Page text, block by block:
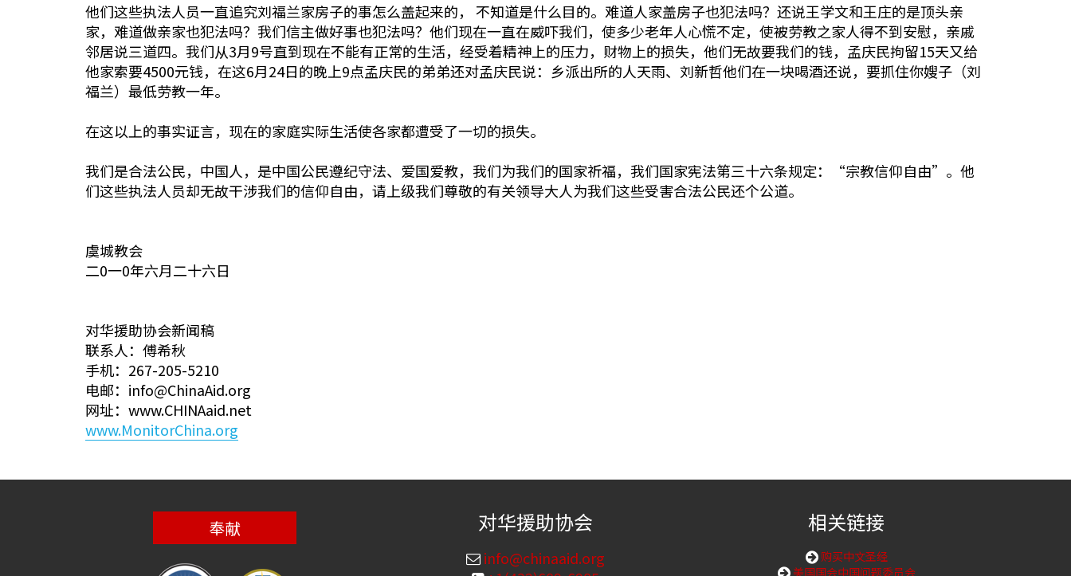
他们这些执法人员一直追究刘福兰家房子的事怎么盖起来的， 不知道是什么目的。难道人家盖房子也犯法吗？还说王学文和王庄的是顶头亲
家，难道做亲家也犯法吗？我们信主做好事也犯法吗？他们现在一直在威吓我们，使多少老年人心慌不定，使被劳教之家人得不到安慰，亲戚
邻居说三道四。我们从3月9号直到现在不能有正常的生活，经受着精神上的压力，财物上的损失，他们无故要我们的钱，孟庆民拘留15天又给
他家索要4500元钱，在这6月24日的晚上9点孟庆民的弟弟还对孟庆民说：乡派出所的人天雨、刘新哲他们在一块喝酒还说，要抓住你嫂子（刘
福兰）最低劳教一年。
在这以上的事实证言，现在的家庭实际生活使各家都遭受了一切的损失。
我们是合法公民，中国人，是中国公民遵纪守法、爱国爱教，我们为我们的国家祈福，我们国家宪法第三十六条规定：“宗教信仰自由”。他
们这些执法人员却无故干涉我们的信仰自由，请上级我们尊敬的有关领导大人为我们这些受害合法公民还个公道。
虞城教会
二0一0年六月二十六日
对华援助协会新闻稿
联系人：傅希秋
手机：267-205-5210
电邮：info@ChinaAid.org
网址：www.CHINAaid.net
www.MonitorChina.org
奉献 对华援助协会
info@chinaaid.org
相关链接
购买中文圣经
美国国会中国问题委员会